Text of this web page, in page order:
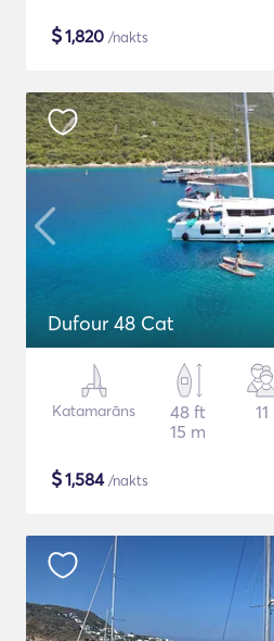
$1,820 /nakts
Dufour 48 Cat
Katamarāns
48 ft
15 m
11
$1,584/nakts